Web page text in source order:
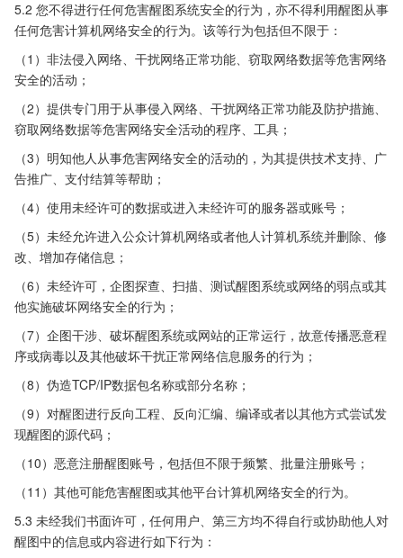
5.2 您不得进行任何危害醒图系统安全的行为，亦不得利用醒图从事
任何危害计算机网络安全的行为。该等行为包括但不限于：
（1）非法侵入网络、干扰网络正常功能、窃取网络数据等危害网络
安全的活动；
（2）提供专门用于从事侵入网络、干扰网络正常功能及防护措施、
窃取网络数据等危害网络安全活动的程序、工具；
（3）明知他人从事危害网络安全的活动的，为其提供技术支持、广
告推广、支付结算等帮助；
（4）使用未经许可的数据或进入未经许可的服务器或账号；
（5）未经允许进入公众计算机网络或者他人计算机系统并删除、修
改、增加存储信息；
（6）未经许可，企图探查、扫描、测试醒图系统或网络的弱点或其
他实施破坏网络安全的行为；
（7）企图干涉、破坏醒图系统或网站的正常运行，故意传播恶意程
序或病毒以及其他破坏干扰正常网络信息服务的行为；
（8）伪造TCP/IP数据包名称或部分名称；
（9）对醒图进行反向工程、反向汇编、编译或者以其他方式尝试发
现醒图的源代码；
（10）恶意注册醒图账号，包括但不限于频繁、批量注册账号；
（11）其他可能危害醒图或其他平台计算机网络安全的行为。
5.3 未经我们书面许可，任何用户、第三方均不得自行或协助他人对
醒图中的信息或内容进行如下行为：